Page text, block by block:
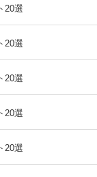
20選
20選
20選
20選
20選